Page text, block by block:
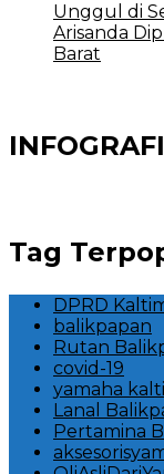
Unggul di
Arisanda
Barat
Tag
DPRD
balikpapan
Rutan
covid-19
yamaha
Lanal
Pertamina